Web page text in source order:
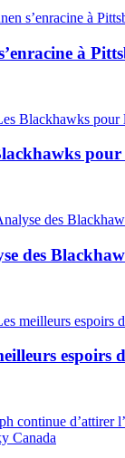
à
pour
des
espoirs